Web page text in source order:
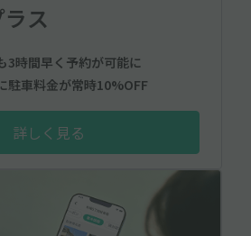
ス
3時間早く予約が可能に
駐車料金が常時10%OFF
詳しく見る